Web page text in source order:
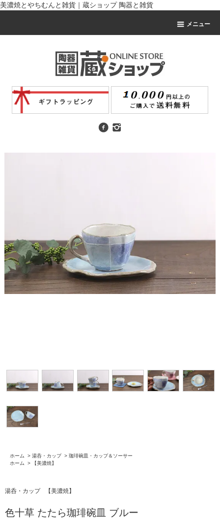
美濃焼とやちむんと雑貨｜蔵ショップ 陶器と雑貨
メニュー
ホーム > 湯呑・カップ > 珈琲碗皿・カップ＆ソーサー
ホーム
> 【美濃焼】
湯呑・カップ 【美濃焼】
色十草 たたら珈琲碗皿 ブルー